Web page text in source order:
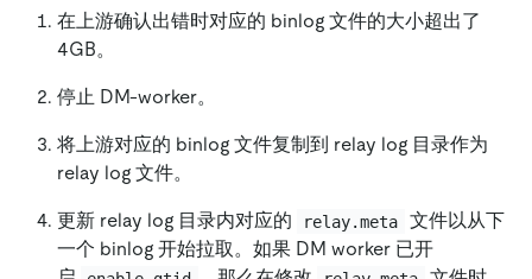
在上游确认出错时对应的 binlog 文件的大小超出了
4GB。
停止 DM-worker。
将上游对应的 binlog 文件复制到 relay log 目录作为
relay log 文件。
更新 relay log 目录内对应的 relay.meta
文件以从下
一个 binlog 开始拉取。如果 DM worker 已开